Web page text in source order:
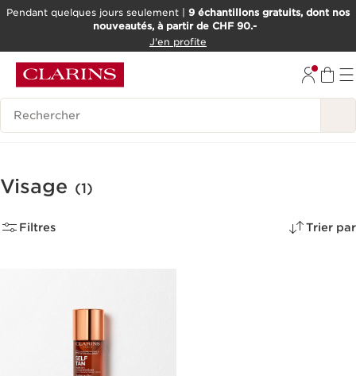
ALLER AU CONTENU
OUTIL D'ACCESSIBILITÉ
Pendant quelques jours seulement | 9 échantillons gratuits, dont nos
nouveautés, à partir de CHF 90.-
J'en profite
Historique des recherches
Visage (1)
Filtres Trier par